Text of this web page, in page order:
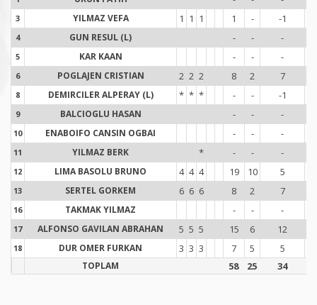
3 YILMAZ VEFA 1 1 1 1 - -1
4 GUN RESUL (L) - - -
5 KAR KAAN - - -
6 POGLAJEN CRISTIAN 2 2 2 8 2 7
8 DEMIRCILER ALPERAY (L) * * * - - -1
9 BALCIOGLU HASAN - - -
10 ENABOIFO CANSIN OGBAI - - -
11 YILMAZ BERK * - - -
12 LIMA BASOLU BRUNO 4 4 4 19 10 5
13 SERTEL GORKEM 6 6 6 8 2 7
16 TAKMAK YILMAZ - - -
17 ALFONSO GAVILAN ABRAHAN 5 5 5 15 6 12
18 DUR OMER FURKAN 3 3 3 7 5 5
TOPLAM 58 25 34